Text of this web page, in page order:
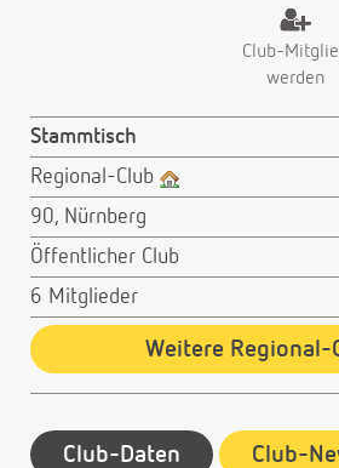
Club-
werden
Stammtisch
Regional-Club
90, Nürnberg
Öffentlicher Club
6 Mitglieder
Weitere Regional-
Club-Daten Club-